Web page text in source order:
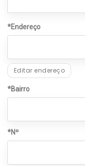
*Endereço
Editar endereço
*Bairro
*Nº